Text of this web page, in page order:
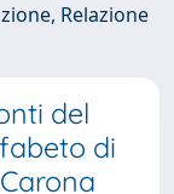
Relazione
del
di